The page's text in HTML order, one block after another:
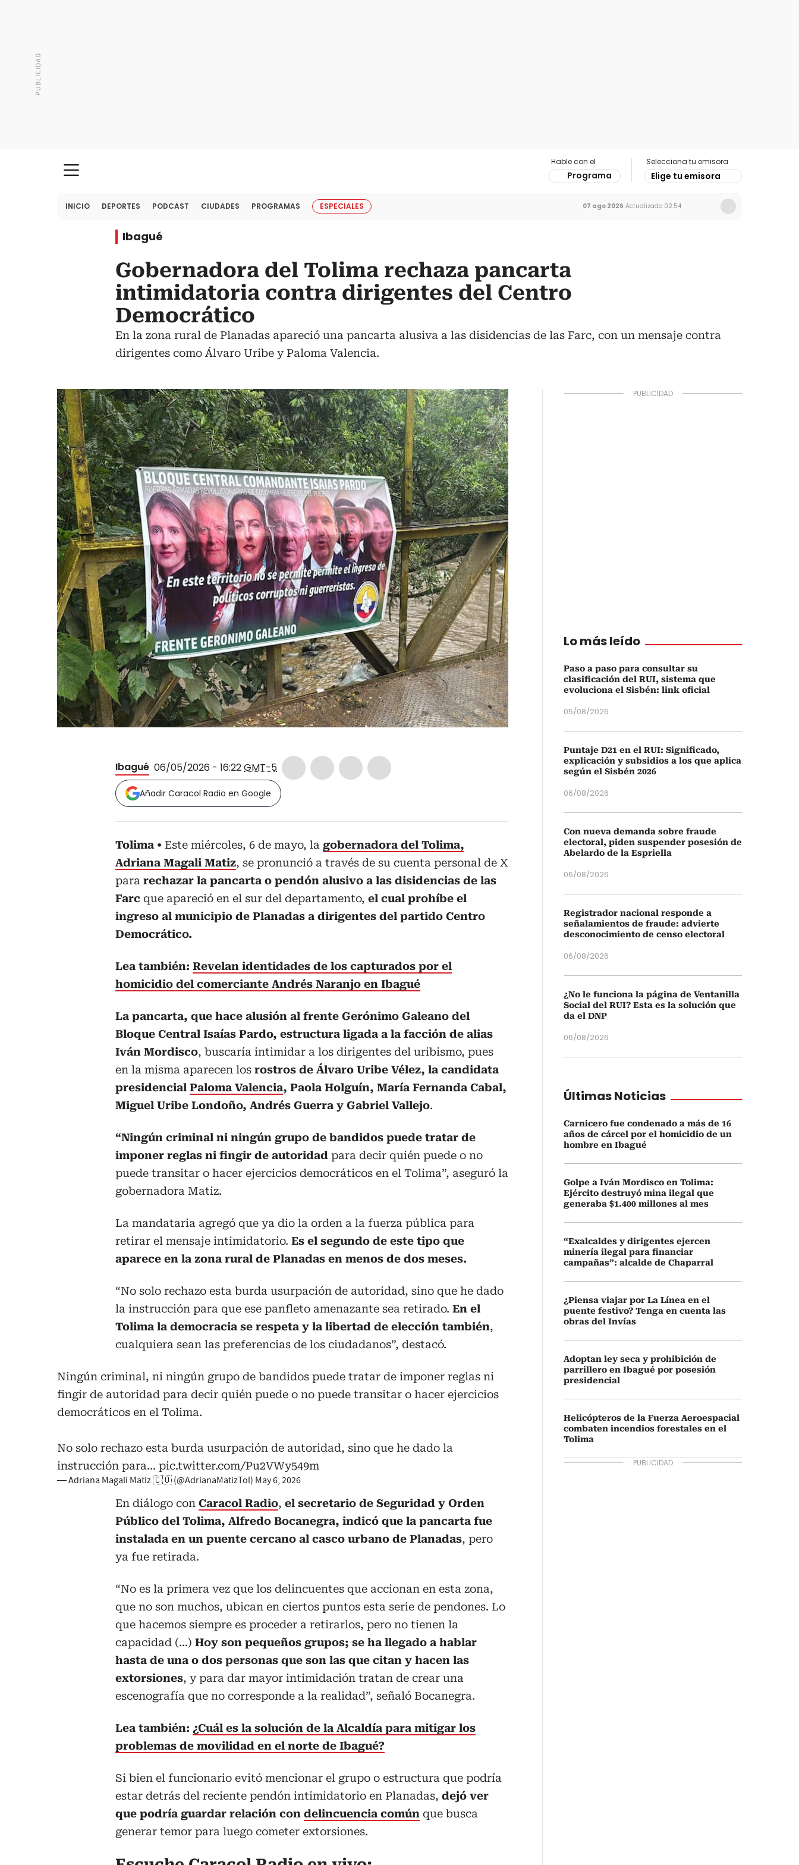
Hable con el
Programa
Selecciona tu emisora
Elige tu emisora
INICIO DEPORTES PODCAST CIUDADES PROGRAMAS ESPECIALES 07 ago 2026 Actualizado 02:54
Ibagué
Gobernadora del Tolima rechaza pancarta
intimidatoria contra dirigentes del Centro
Democrático
En la zona rural de Planadas apareció una pancarta alusiva a las disidencias de las Farc, con un mensaje contra
dirigentes como Álvaro Uribe y Paloma Valencia.
Ibagué 06/05/2026 - 16:22GMT-5
Añadir Caracol Radio en Google
Tolima Este miércoles, 6 de mayo, la gobernadora del Tolima,
Adriana Magali Matiz, se pronunció a través de su cuenta personal de X
para rechazar la pancarta o pendón alusivo a las disidencias de las
Farc que apareció en el sur del departamento, el cual prohíbe el
ingreso al municipio de Planadas a dirigentes del partido Centro
Democrático.
Lea también: Revelan identidades de los capturados por el
homicidio del comerciante Andrés Naranjo en Ibagué
La pancarta, que hace alusión al frente Gerónimo Galeano del
Bloque Central Isaías Pardo, estructura ligada a la facción de alias
Iván Mordisco, buscaría intimidar a los dirigentes del uribismo, pues
en la misma aparecen los rostros de Álvaro Uribe Vélez, la candidata
presidencial Paloma Valencia, Paola Holguín, María Fernanda Cabal,
Miguel Uribe Londoño, Andrés Guerra y Gabriel Vallejo.
“Ningún criminal ni ningún grupo de bandidos puede tratar de
imponer reglas ni fingir de autoridad para decir quién puede o no
puede transitar o hacer ejercicios democráticos en el Tolima”, aseguró la
gobernadora Matiz.
La mandataria agregó que ya dio la orden a la fuerza pública para
retirar el mensaje intimidatorio. Es el segundo de este tipo que
aparece en la zona rural de Planadas en menos de dos meses.
“No solo rechazo esta burda usurpación de autoridad, sino que he dado
la instrucción para que ese panfleto amenazante sea retirado. En el
Tolima la democracia se respeta y la libertad de elección también,
cualquiera sean las preferencias de los ciudadanos”, destacó.
Ningún criminal, ni ningún grupo de bandidos puede tratar de imponer reglas ni
fingir de autoridad para decir quién puede o no puede transitar o hacer ejercicios
democráticos en el Tolima.
No solo rechazo esta burda usurpación de autoridad, sino que he dado la
instrucción para… pic.twitter.com/Pu2VWy549m
— Adriana Magali Matiz 🇨🇴 (@AdrianaMatizTol) May 6, 2026
En diálogo con Caracol Radio, el secretario de Seguridad y Orden
Público del Tolima, Alfredo Bocanegra, indicó que la pancarta fue
instalada en un puente cercano al casco urbano de Planadas, pero
ya fue retirada.
“No es la primera vez que los delincuentes que accionan en esta zona,
que no son muchos, ubican en ciertos puntos esta serie de pendones. Lo
que hacemos siempre es proceder a retirarlos, pero no tienen la
capacidad (…) Hoy son pequeños grupos; se ha llegado a hablar
hasta de una o dos personas que son las que citan y hacen las
extorsiones, y para dar mayor intimidación tratan de crear una
escenografía que no corresponde a la realidad”, señaló Bocanegra.
Lea también: ¿Cuál es la solución de la Alcaldía para mitigar los
problemas de movilidad en el norte de Ibagué?
Si bien el funcionario evitó mencionar el grupo o estructura que podría
estar detrás del reciente pendón intimidatorio en Planadas, dejó ver
que podría guardar relación con delincuencia común que busca
generar temor para luego cometer extorsiones.
Lo más leído
Paso a paso para consultar su
clasificación del RUI, sistema que
evoluciona el Sisbén: link oficial
05/08/2026
Puntaje D21 en el RUI: Significado,
explicación y subsidios a los que aplica
según el Sisbén 2026
06/08/2026
Con nueva demanda sobre fraude
electoral, piden suspender posesión de
Abelardo de la Espriella
06/08/2026
Registrador nacional responde a
señalamientos de fraude: advierte
desconocimiento de censo electoral
06/08/2026
¿No le funciona la página de Ventanilla
Social del RUI? Esta es la solución que
da el DNP
06/08/2026
Últimas Noticias
Carnicero fue condenado a más de 16
años de cárcel por el homicidio de un
hombre en Ibagué
Golpe a Iván Mordisco en Tolima:
Ejército destruyó mina ilegal que
generaba $1.400 millones al mes
“Exalcaldes y dirigentes ejercen
minería ilegal para financiar
campañas”: alcalde de Chaparral
¿Piensa viajar por La Línea en el
puente festivo? Tenga en cuenta las
obras del Invías
Adoptan ley seca y prohibición de
parrillero en Ibagué por posesión
presidencial
Helicópteros de la Fuerza Aeroespacial
combaten incendios forestales en el
Tolima